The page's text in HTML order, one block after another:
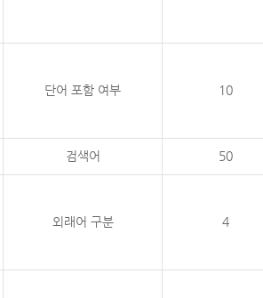
단어 포함 여부 10
검색어 50
외래어 구분 4